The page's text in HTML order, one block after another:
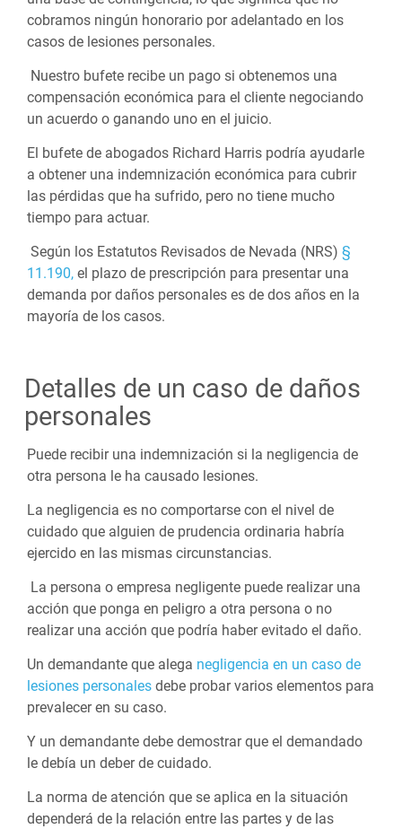
cobramos ningún honorario por adelantado en los
casos de lesiones personales.
Nuestro bufete recibe un pago si obtenemos una
compensación económica para el cliente negociando
un acuerdo o ganando uno en el juicio.
El bufete de abogados Richard Harris podría ayudarle
a obtener una indemnización económica para cubrir
las pérdidas que ha sufrido, pero no tiene mucho
tiempo para actuar.
Según los Estatutos Revisados de Nevada (NRS) §
11.190, el plazo de prescripción para presentar una
demanda por daños personales es de dos años en la
mayoría de los casos.
Detalles de un caso de daños
personales
Puede recibir una indemnización si la negligencia de
otra persona le ha causado lesiones.
La negligencia es no comportarse con el nivel de
cuidado que alguien de prudencia ordinaria habría
ejercido en las mismas circunstancias.
La persona o empresa negligente puede realizar una
acción que ponga en peligro a otra persona o no
realizar una acción que podría haber evitado el daño.
Un demandante que alega negligencia en un caso de
lesiones personales debe probar varios elementos para
prevalecer en su caso.
Y un demandante debe demostrar que el demandado
le debía un deber de cuidado.
La norma de atención que se aplica en la situación
dependerá de la relación entre las partes y de las